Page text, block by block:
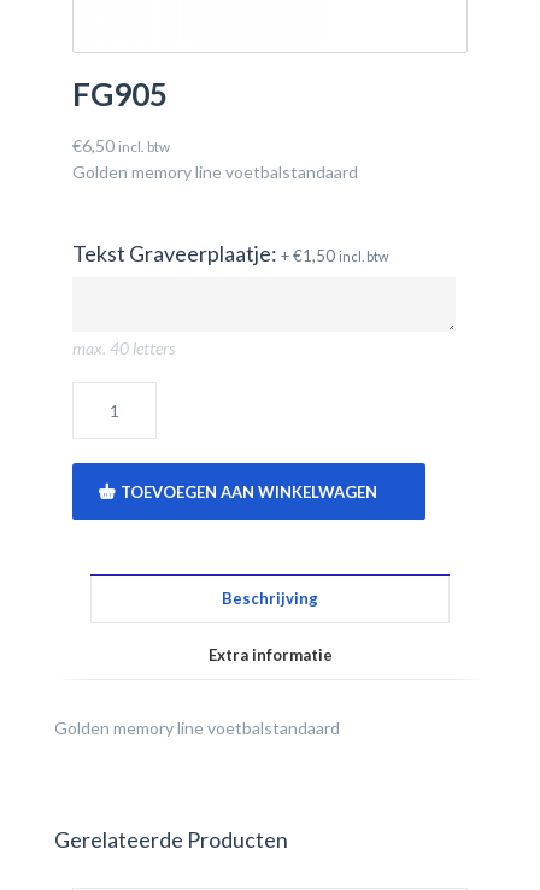
FG905
€6,50 incl. btw
Golden memory line voetbalstandaard
Tekst Graveerplaatje: +€1,50 incl. btw
max. 40 letters
TOEVOEGEN AAN WINKELWAGEN
Beschrijving
Extra informatie
Golden memory line voetbalstandaard
Gerelateerde Producten